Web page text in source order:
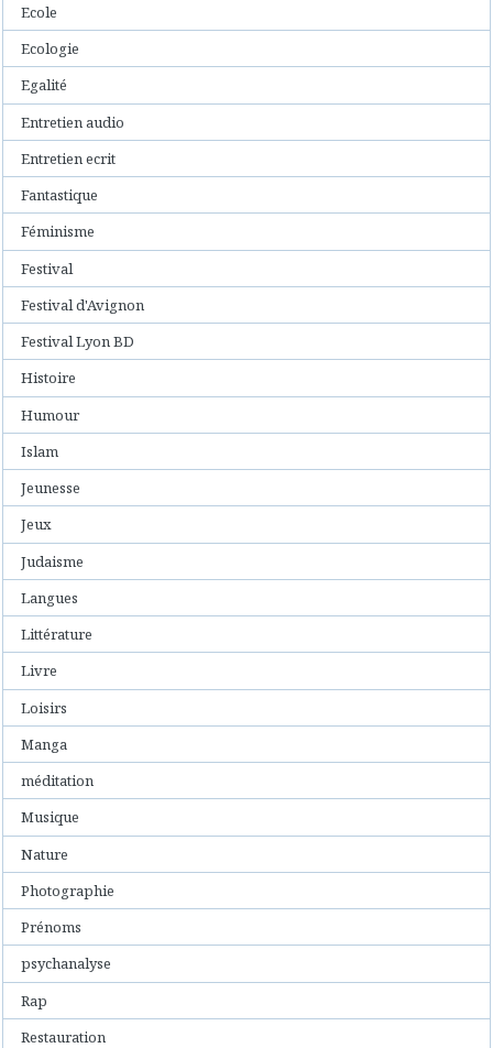
Ecole
Ecologie
Egalité
Entretien audio
Entretien ecrit
Fantastique
Féminisme
Festival
Festival d'Avignon
Festival Lyon BD
Histoire
Humour
Islam
Jeunesse
Jeux
Judaisme
Langues
Littérature
Livre
Loisirs
Manga
méditation
Musique
Nature
Photographie
Prénoms
psychanalyse
Rap
Restauration